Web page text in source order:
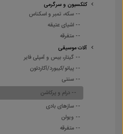
کلکسیون و سرگرمی
-- سکه، تمبر و اسکناس
-- اشیای عتیقه
-- متفرقه
آلات موسیقی
-- گیتار، بیس و آمپلی فایر
-- پیانو/کیبورد/آکاردئون
-- سنتی
-- درام و پرکاشن
-- سازهای بادی
-- ویولن
-- متفرقه